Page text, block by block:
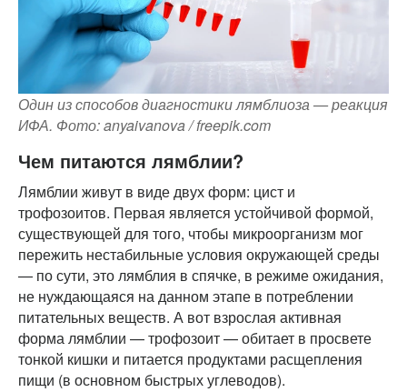
Один из способов диагностики лямблиоза — реакция
ИФА. Фото: anyaivanova / freepik.com
Чем питаются лямблии?
Лямблии живут в виде двух форм: цист и
трофозоитов. Первая является устойчивой формой,
существующей для того, чтобы микроорганизм мог
пережить нестабильные условия окружающей среды
— по сути, это лямблия в спячке, в режиме ожидания,
не нуждающаяся на данном этапе в потреблении
питательных веществ. А вот взрослая активная
форма лямблии — трофозоит — обитает в просвете
тонкой кишки и питается продуктами расщепления
пищи (в основном быстрых углеводов).